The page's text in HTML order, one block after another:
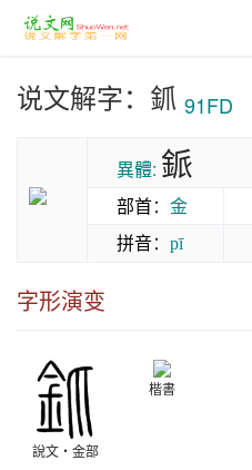
说文解字：釽 91FD
異體: 䤨
部首： 金
拼音： pī
字形演变
說文‧金部
楷書